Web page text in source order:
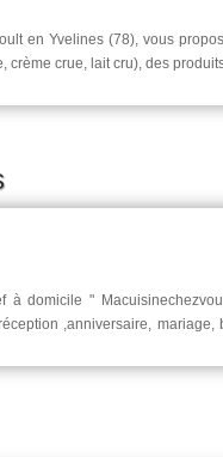
en Yvelines (78), vous
crème crue, lait cru), des
domicile "
,anniversaire, mariage,